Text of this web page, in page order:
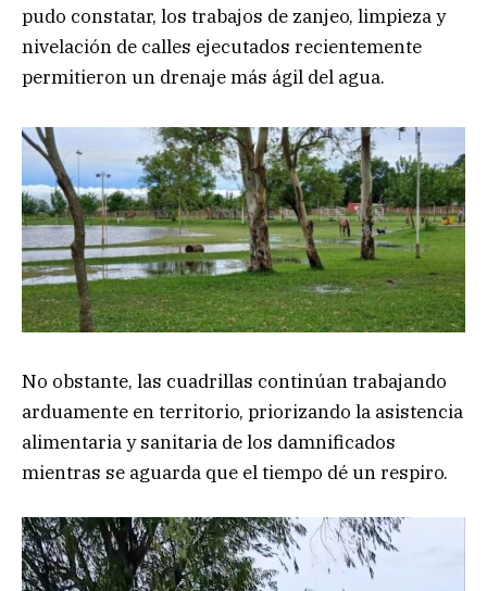
pudo constatar, los trabajos de zanjeo, limpieza y
nivelación de calles ejecutados recientemente
permitieron un drenaje más ágil del agua.
No obstante, las cuadrillas continúan trabajando
arduamente en territorio, priorizando la asistencia
alimentaria y sanitaria de los damnificados
mientras se aguarda que el tiempo dé un respiro.